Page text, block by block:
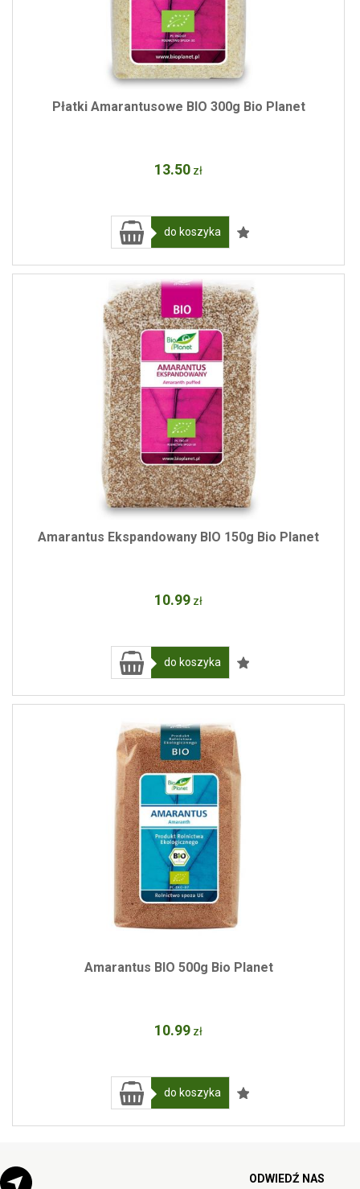
Płatki Amarantusowe BIO 300g Bio Planet
13.50 zł
do koszyka
Amarantus Ekspandowany BIO 150g Bio Planet
10.99 zł
do koszyka
Amarantus BIO 500g Bio Planet
10.99 zł
do koszyka
ODWIEDŹ NAS